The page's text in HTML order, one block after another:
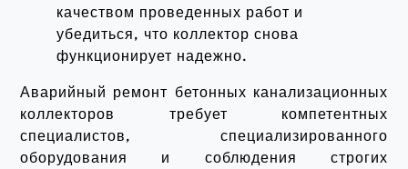
качеством проведенных работ и
убедиться, что коллектор снова
функционирует надежно.
Аварийный ремонт бетонных канализационных
коллекторов требует компетентных
специалистов, специализированного
оборудования и соблюдения строгих